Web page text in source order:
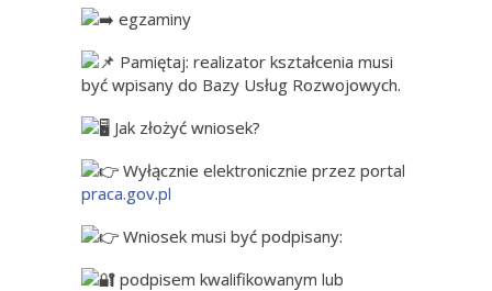
egzaminy
Pamiętaj: realizator kształcenia musi
być wpisany do Bazy Usług Rozwojowych.
Jak złożyć wniosek?
Wyłącznie elektronicznie przez portal
praca.gov.pl
Wniosek musi być podpisany:
podpisem kwalifikowanym lub